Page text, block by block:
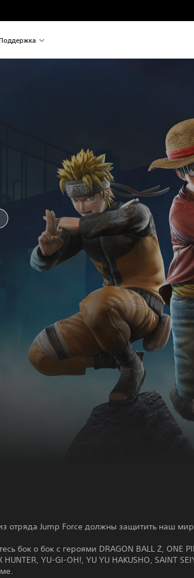
Поддержка
отряда Jump Force должны защитить наш
бок о бок с героями DRAGON BALL Z, ONE
HUNTER, YU-GI-OH!, YU YU HAKUSHO, SAINT